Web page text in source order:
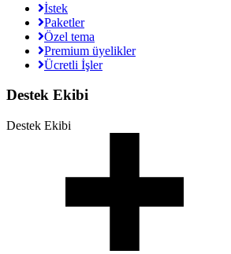
İstek
Paketler
Özel tema
Premium üyelikler
Ücretli İşler
Destek Ekibi
Destek Ekibi